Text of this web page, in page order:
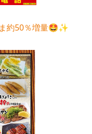
約50％増量🤩✨